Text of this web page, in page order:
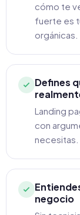
cómo te
fuerte es
orgánicas.
Defines
Landing
con
necesitas.
negocio